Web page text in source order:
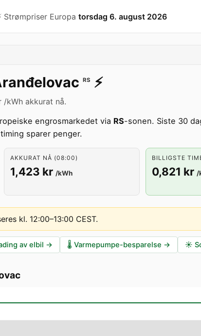
Strømpriser Europa torsdag 6. august 2026
RS ⚡️
/kWh akkurat nå.
engrosmarkedet via RS-sonen. Siste 30
sparer penger.
AKKURAT NÅ (08:00)
1,423 kr /kWh
BILLIGSTE
0,821 kr /
kl. 12:00–13:00 CEST.
av elbil → 🌡️ Varmepumpe-besparelse → ☀️